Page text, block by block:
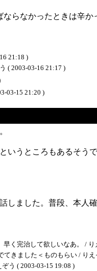
らなかったときは辛か
21:18 )
( 2003-03-16 21:17 )
03-15 21:20 )
いうところもあるそう
しました。普段、本人
く完治して欲しいなあ。 / り
きました＜ものもらい / りえ
う ( 2003-03-15 19:08 )